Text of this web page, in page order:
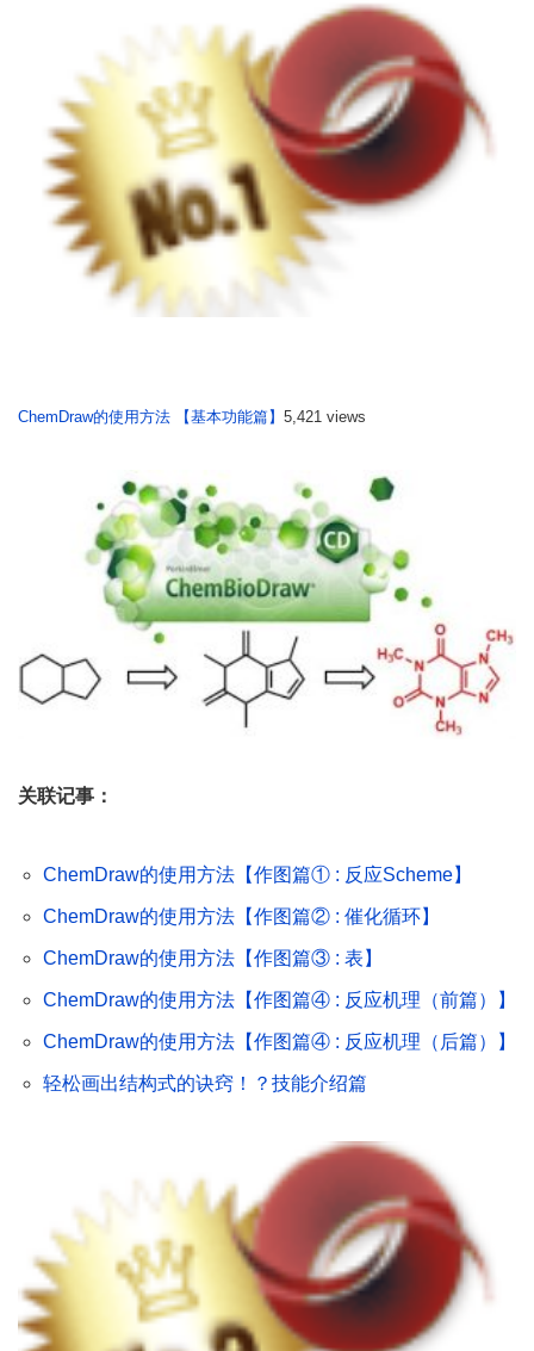
ChemDraw的使用方法 【基本功能篇】 5,421 views
关联记事：
ChemDraw的使用方法【作图篇① : 反应Scheme】
ChemDraw的使用方法【作图篇② : 催化循环】
ChemDraw的使用方法【作图篇③ : 表】
ChemDraw的使用方法【作图篇④ : 反应机理（前篇）】
ChemDraw的使用方法【作图篇④ : 反应机理（后篇）】
轻松画出结构式的诀窍！？技能介绍篇